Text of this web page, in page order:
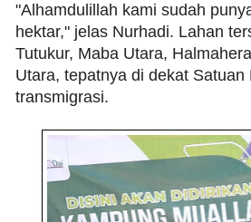
"Alhamdulillah kami sudah
hektar," jelas Nurhadi. Lahan
Tutukur, Maba Utara,
Utara, tepatnya di dekat
transmigrasi.